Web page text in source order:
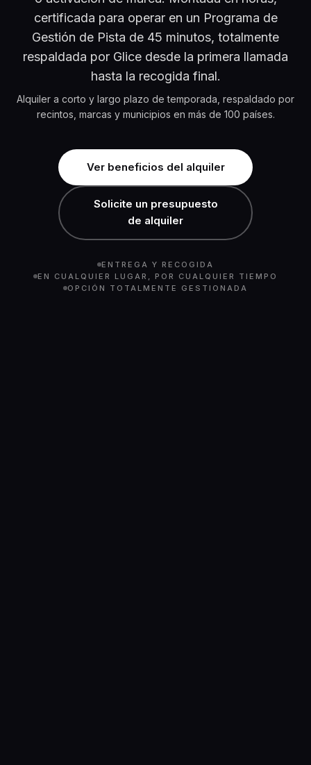
certificada para operar en un Programa de
Gestión de Pista de 45 minutos, totalmente
respaldada por Glice desde la primera llamada
hasta la recogida final.
Alquiler a corto y largo plazo de temporada, respaldado por
recintos, marcas y municipios en más de 100 países.
Ver beneficios del alquiler
Solicite un presupuesto
de alquiler
ENTREGA Y RECOGIDA
EN CUALQUIER LUGAR, POR CUALQUIER TIEMPO
OPCIÓN TOTALMENTE GESTIONADA